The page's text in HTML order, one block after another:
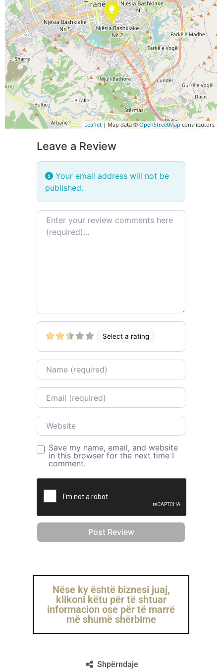
Leaflet| Map data © OpenStreetMap contributors
Leave a Review
Your email address will not be
published.
Review text
Select a rating
Name
Email
Website
Save my name, email, and website
in this browser for the next time I
comment.
Nëse ky është biznesi juaj,
klikoni këtu për të shtuar
informacion ose për të marrë
më shumë shërbime
Shpërndaje